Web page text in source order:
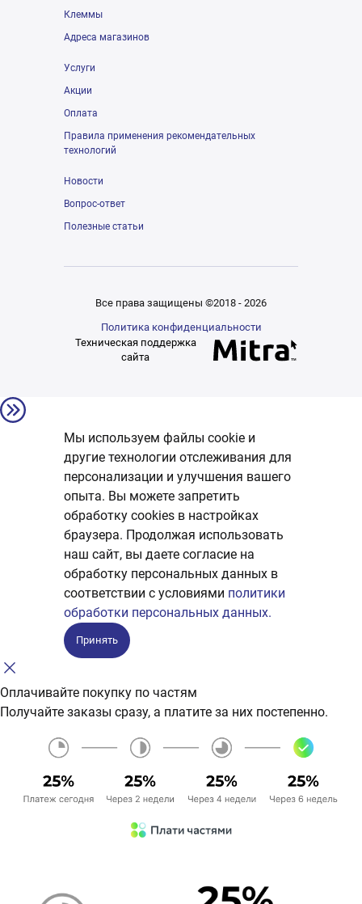
Клеммы
Адреса магазинов
Услуги
Акции
Оплата
Правила применения рекомендательных
технологий
Новости
Вопрос-ответ
Полезные статьи
Все права защищены ©2018 - 2026
Политика конфиденциальности
Техническая поддержка
сайта
Мы используем файлы cookie и
другие технологии отслеживания для
персонализации и улучшения вашего
опыта. Вы можете запретить
обработку сookies в настройках
браузера. Продолжая использовать
наш сайт, вы даете согласие на
обработку персональных данных в
соответствии с условиями политики
обработки персональных данных.
Принять
Оплачивайте покупку по частям
Получайте заказы сразу, а платите за них постепенно.